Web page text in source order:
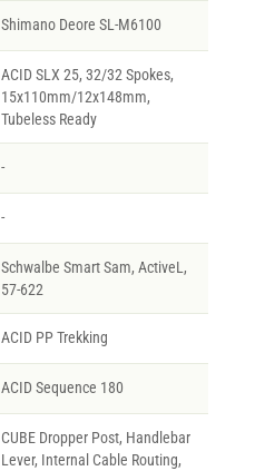
Shimano Deore SL-M6100
ACID SLX 25, 32/32 Spokes,
15x110mm/12x148mm,
Tubeless Ready
-
-
Schwalbe Smart Sam, ActiveL,
57-622
ACID PP Trekking
ACID Sequence 180
CUBE Dropper Post, Handlebar
Lever, Internal Cable Routing,